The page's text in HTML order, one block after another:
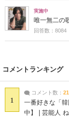
実施中
唯一無二の
回答数：8084
コメントランキング
1
コメント数： 21
一番好きな「
中】 | 芸能人